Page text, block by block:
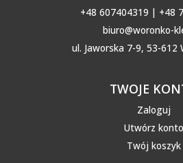
+48 607404319 | +48
biuro@woronko-
ul. Jaworska 7-9, 53-612
TWOJE
Zaloguj
Utwórz konto
Twój koszyk